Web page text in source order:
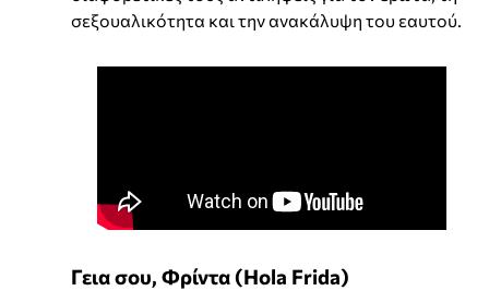
σεξουαλικότητα και την ανακάλυψη του εαυτού.
Γεια σου, Φρίντα (Hola Frida)